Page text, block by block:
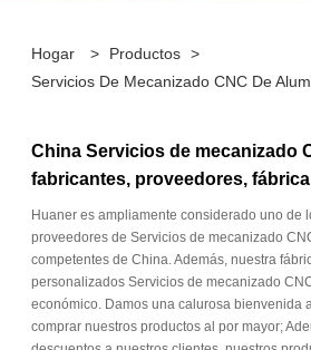
Hogar > Productos >
Servicios De Mecanizado CNC De
China Servicios de mecanizado
fabricantes, proveedores, fábrica
Huaner es ampliamente considerado uno de
proveedores de Servicios de mecanizado
competentes de China. Además, nuestra
personalizados Servicios de mecanizado
económico. Damos una calurosa bienvenida
comprar nuestros productos al por mayor;